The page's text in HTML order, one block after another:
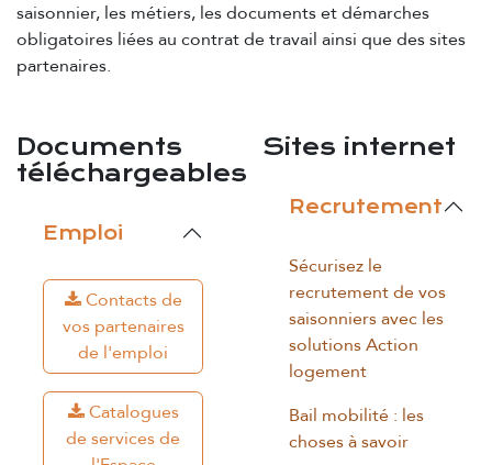
saisonnier, les métiers, les documents et démarches
obligatoires liées au contrat de travail ainsi que des sites
partenaires.
Documents
téléchargeables
Emploi
Contacts de
vos partenaires
de l'emploi
Catalogues
de services de
Sites internet
Recrutement
Sécurisez le
recrutement de vos
saisonniers avec les
solutions Action
logement
Bail mobilité : les
choses à savoir